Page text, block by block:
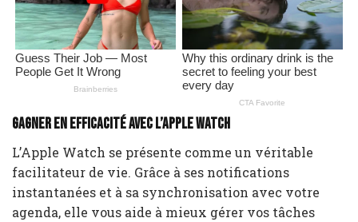
Gagner en efficacité avec l’Apple Watch
L’Apple Watch se présente comme un véritable
facilitateur de vie. Grâce à ses notifications
instantanées et à sa synchronisation avec votre
agenda, elle vous aide à mieux gérer vos tâches